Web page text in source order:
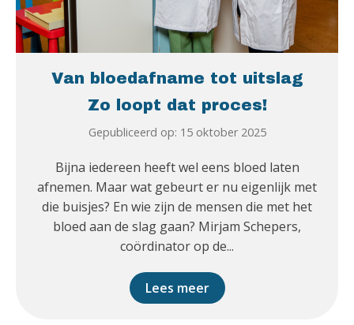
Van bloedafname tot uitslag
Zo loopt dat proces!
Gepubliceerd op: 15 oktober 2025
Bijna iedereen heeft wel eens bloed laten
afnemen. Maar wat gebeurt er nu eigenlijk met
die buisjes? En wie zijn de mensen die met het
bloed aan de slag gaan? Mirjam Schepers,
coördinator op de...
Lees meer